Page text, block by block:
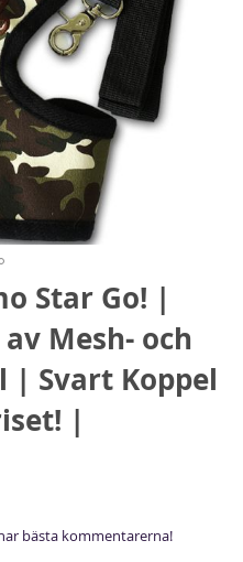
Star Go! |
Mesh- och
| Svart Koppel
|
bästa kommentarerna!